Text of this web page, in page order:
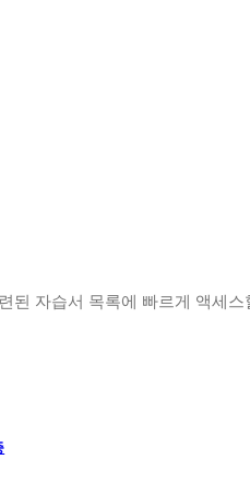
된 자습서 목록에 빠르게 액세스